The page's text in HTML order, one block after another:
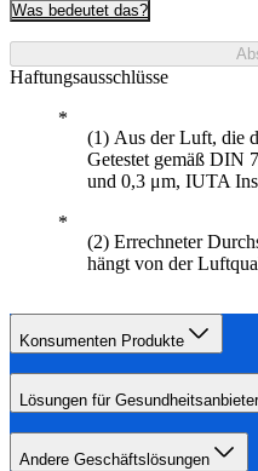
Was bedeutet das?
Haftungsausschlüsse
(1) Aus der Luft, die
Getestet gemäß DIN
und 0,3 μm, IUTA
(2) Errechneter
hängt von der
Konsumenten Produkte
Lösungen für Gesundheitsanbieter
Andere Geschäftslösungen